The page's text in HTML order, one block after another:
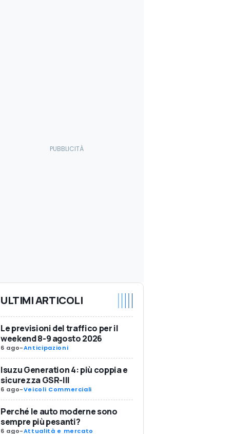
ULTIMI ARTICOLI
Le previsioni del traffico per il
weekend 8-9 agosto 2026
6 ago-Anticipazioni
Isuzu Generation 4: più coppia e
sicurezza GSR-III
6 ago-Veicoli Commerciali
Perché le auto moderne sono
sempre più pesanti?
6 ago-Attualità e mercato